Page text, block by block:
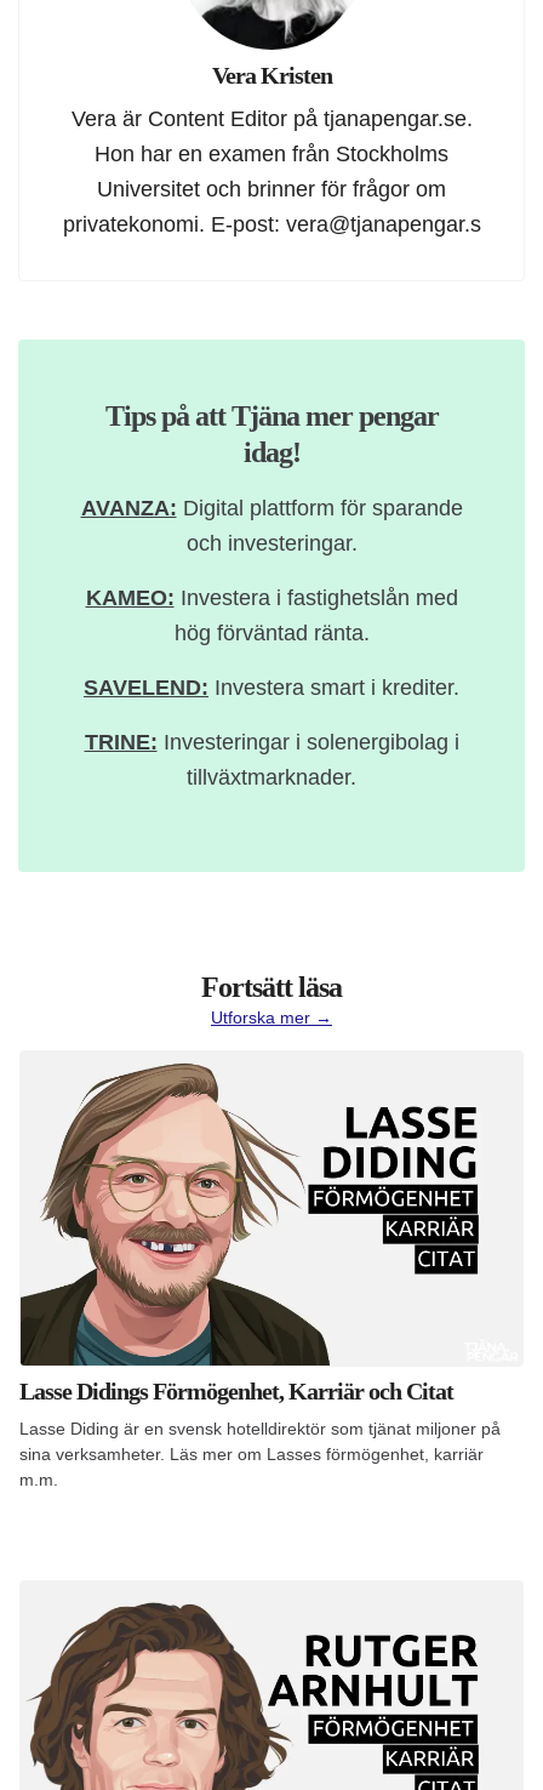
Vera Kristen
Vera är Content Editor på tjanapengar.se.
Hon har en examen från Stockholms
Universitet och brinner för frågor om
privatekonomi. E-post: vera@tjanapengar.s
Tips på att Tjäna mer pengar
idag!
AVANZA: Digital plattform för sparande
och investeringar.
KAMEO: Investera i fastighetslån med
hög förväntad ränta.
SAVELEND: Investera smart i krediter.
TRINE: Investeringar i solenergibolag i
tillväxtmarknader.
Fortsätt läsa
Utforska mer →
Lasse Didings Förmögenhet, Karriär och Citat
Lasse Diding är en svensk hotelldirektör som tjänat miljoner på
sina verksamheter. Läs mer om Lasses förmögenhet, karriär
m.m.